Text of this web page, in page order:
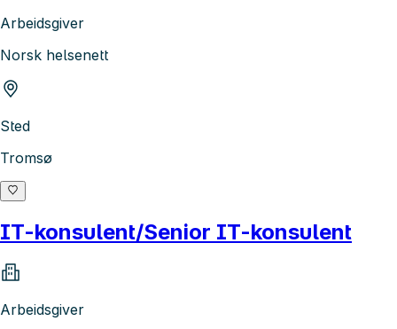
Arbeidsgiver
Norsk helsenett
Sted
Tromsø
IT-konsulent/Senior IT-konsulent
Arbeidsgiver